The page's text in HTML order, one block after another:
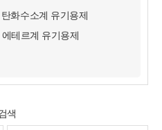
탄화수소계 유기용제
에테르계 유기용제
색